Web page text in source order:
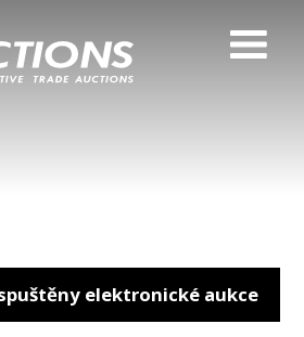
elektronické aukce